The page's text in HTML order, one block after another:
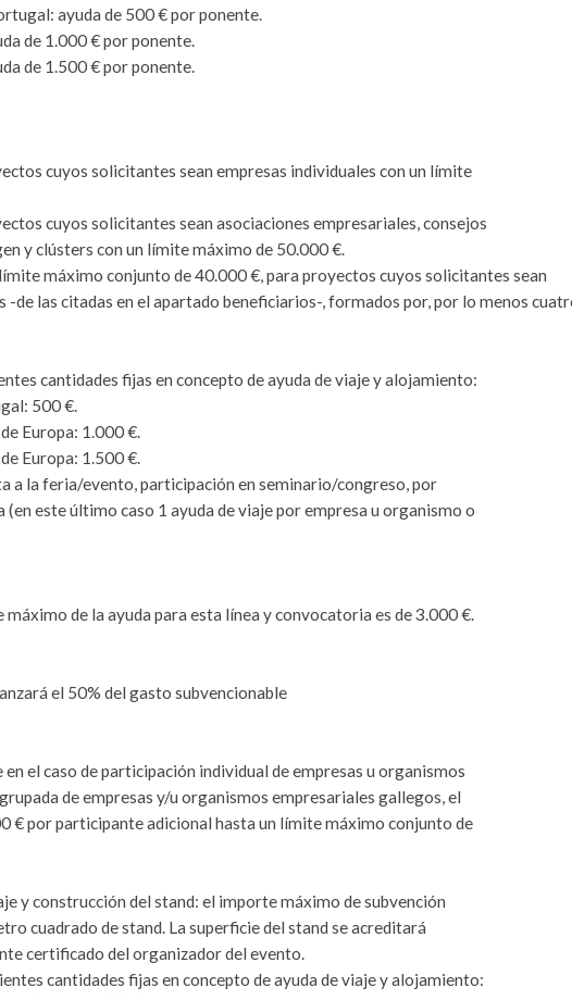
ayuda de 500 € por ponente.
de 1.000 € por ponente.
de 1.500 € por ponente.
cuyos solicitantes sean empresas individuales con un límite
cuyos solicitantes sean asociaciones empresariales, consejos
y clústers con un límite máximo de 50.000 €.
máximo conjunto de 40.000 €, para proyectos cuyos solicitantes sean
-de las citadas en el apartado beneficiarios-, formados por, por lo menos
cantidades fijas en concepto de ayuda de viaje y alojamiento:
500 €.
Europa: 1.000 €.
Europa: 1.500 €.
a la feria/evento, participación en seminario/congreso, por
este último caso 1 ayuda de viaje por empresa u organismo o
de la ayuda para esta línea y convocatoria es de 3.000 €.
el 50% del gasto subvencionable
el caso de participación individual de empresas u organismos
de empresas y/u organismos empresariales gallegos, el
€ por participante adicional hasta un límite máximo conjunto de
y construcción del stand: el importe máximo de subvención
cuadrado de stand. La superficie del stand se acreditará
certificado del organizador del evento.
cantidades fijas en concepto de ayuda de viaje y alojamiento: